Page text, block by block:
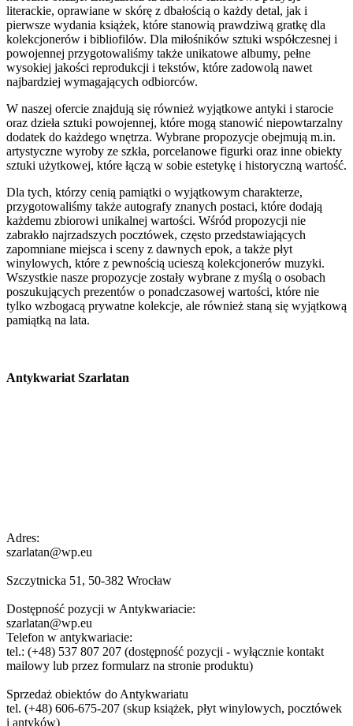
literackie, oprawiane w skórę z dbałością o każdy detal, jak i
pierwsze wydania książek, które stanowią prawdziwą gratkę dla
kolekcjonerów i bibliofilów. Dla miłośników sztuki współczesnej i
powojennej przygotowaliśmy także unikatowe albumy, pełne
wysokiej jakości reprodukcji i tekstów, które zadowolą nawet
najbardziej wymagających odbiorców.
W naszej ofercie znajdują się również wyjątkowe antyki i starocie
oraz dzieła sztuki powojennej, które mogą stanowić niepowtarzalny
dodatek do każdego wnętrza. Wybrane propozycje obejmują m.in.
artystyczne wyroby ze szkła, porcelanowe figurki oraz inne obiekty
sztuki użytkowej, które łączą w sobie estetykę i historyczną wartość.
Dla tych, którzy cenią pamiątki o wyjątkowym charakterze,
przygotowaliśmy także autografy znanych postaci, które dodają
każdemu zbiorowi unikalnej wartości. Wśród propozycji nie
zabrakło najrzadszych pocztówek, często przedstawiających
zapomniane miejsca i sceny z dawnych epok, a także płyt
winylowych, które z pewnością ucieszą kolekcjonerów muzyki.
Wszystkie nasze propozycje zostały wybrane z myślą o osobach
poszukujących prezentów o ponadczasowej wartości, które nie
tylko wzbogacą prywatne kolekcje, ale również staną się wyjątkową
pamiątką na lata.
Antykwariat Szarlatan
Adres:
szarlatan@wp.eu
Szczytnicka 51, 50-382 Wrocław
Dostępność pozycji w Antykwariacie:
szarlatan@wp.eu
Telefon w antykwariacie:
tel.: (+48) 537 807 207 (dostępność pozycji - wyłącznie kontakt
mailowy lub przez formularz na stronie produktu)
Sprzedaż obiektów do Antykwariatu
tel. (+48) 606-675-207 (skup książek, płyt winylowych, pocztówek
i antyków)